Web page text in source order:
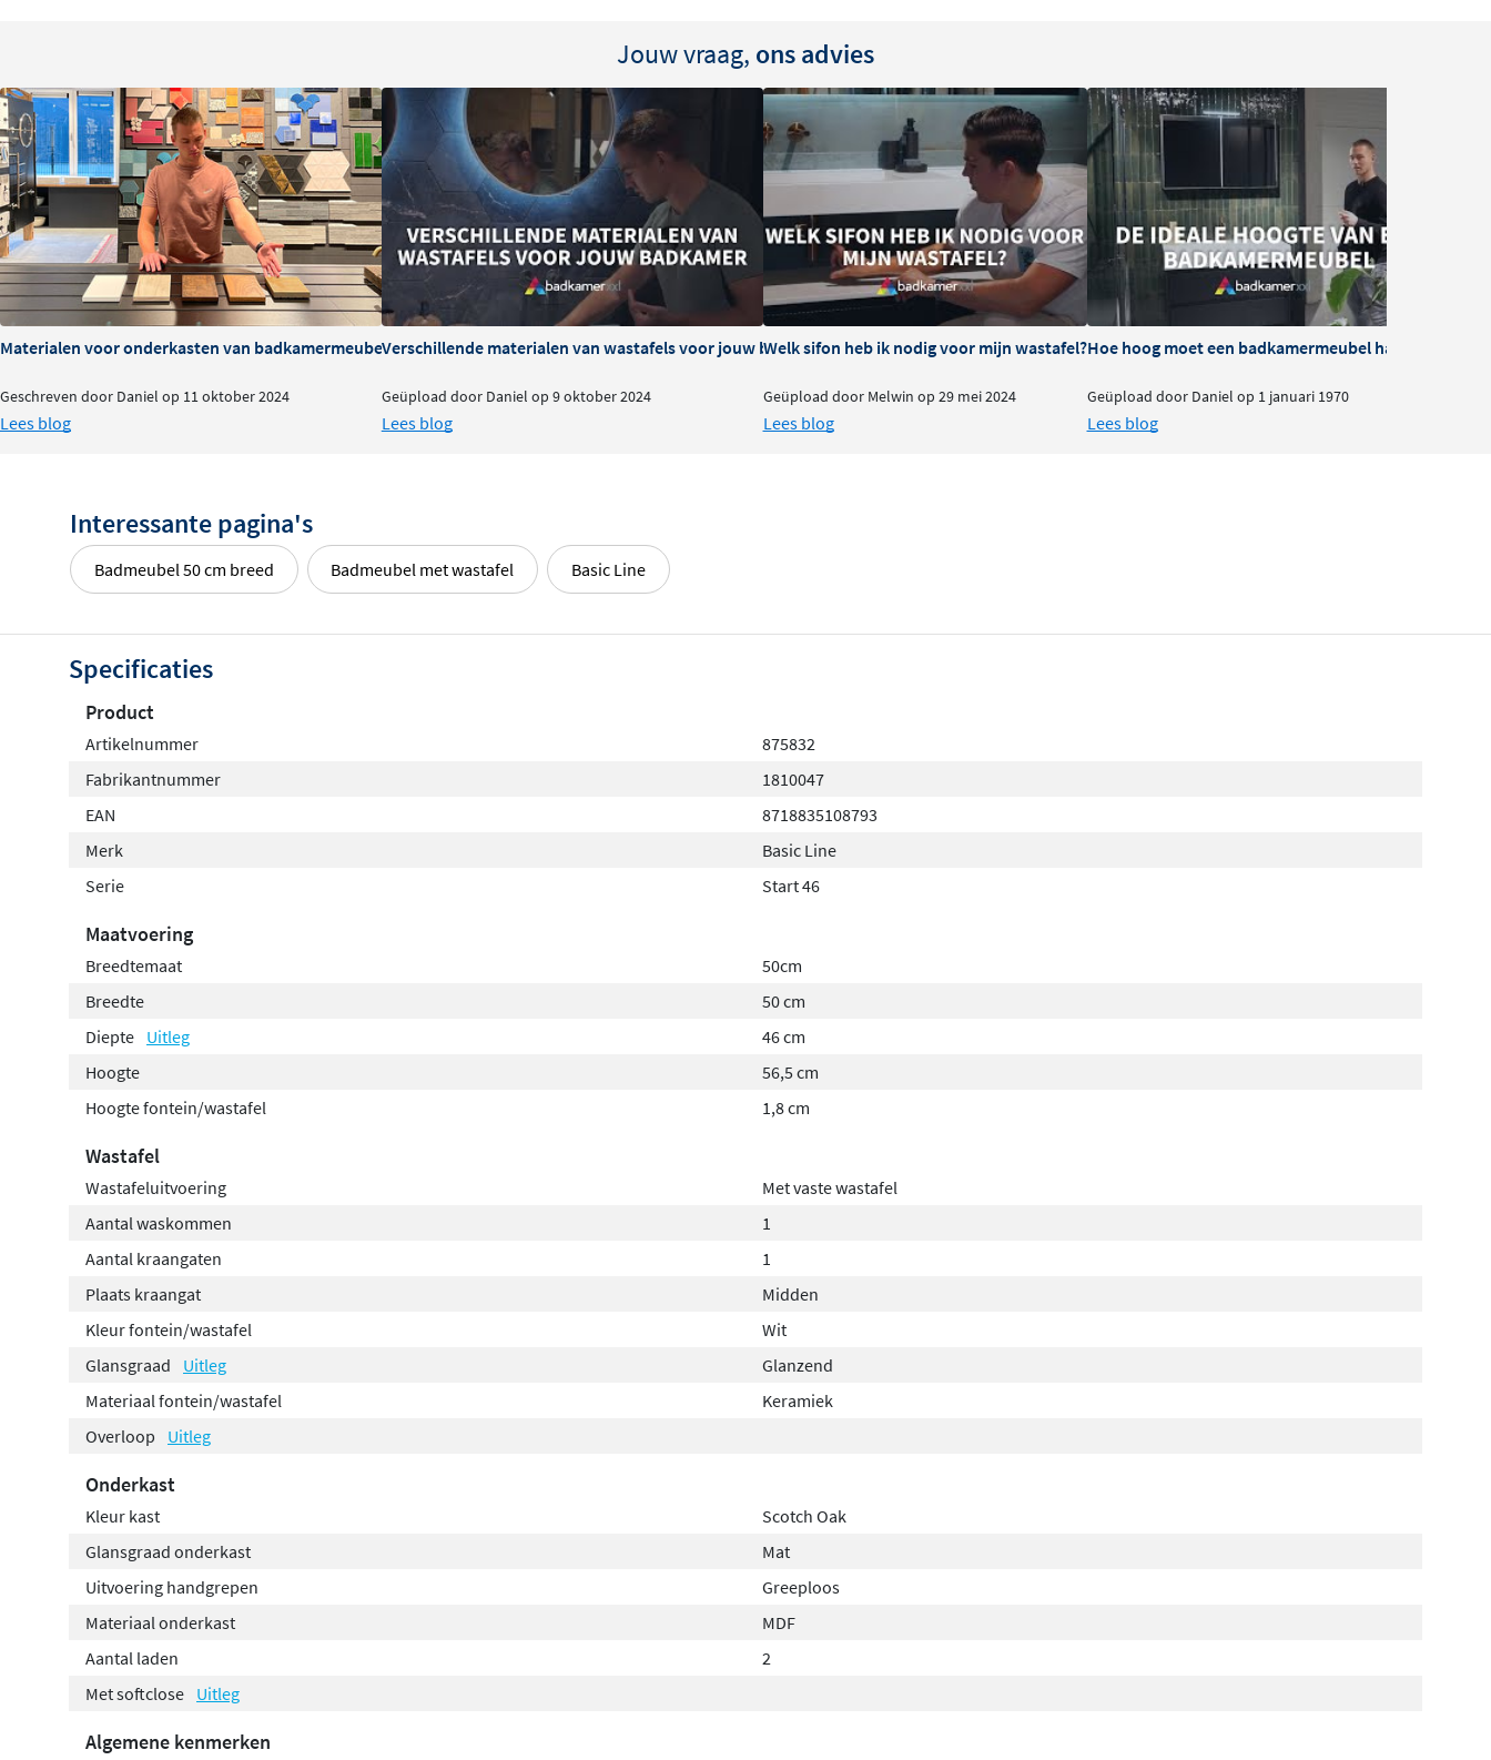
In ons assortiment vind je natuurlijk allerlei bijpassende producten, zoals kranen,
sifons en plugs, om je badmeubel helemaal compleet te maken.
Jouw vraag, ons advies
Materialen voor onderkasten van badkamermeubels: voor- en nadelen
Geschreven door Daniel op 11 oktober 2024
Lees blog
Verschillende materialen van wastafels voor jouw badkamer
Geüpload door Daniel op 9 oktober 2024
Lees blog
Welk sifon heb ik nodig voor mijn wastafel?
Geüpload door Melwin op 29 mei 2024
Lees blog
Hoe hoog moet een badkamermeubel hangen?
Geüpload door Daniel op 1 januari 1970
Lees blog
Interessante pagina's
Badmeubel 50 cm breed Badmeubel met wastafel Basic Line
Specificaties
Product
Artikelnummer
875832
Fabrikantnummer
1810047
EAN
8718835108793
Merk
Basic Line
Serie
Start 46
Maatvoering
Breedtemaat
50cm
Breedte
50 cm
Diepte Uitleg
46 cm
Hoogte
56,5 cm
Hoogte fontein/wastafel
1,8 cm
Wastafel
Wastafeluitvoering
Met vaste wastafel
Aantal waskommen
1
Aantal kraangaten
1
Plaats kraangat
Midden
Kleur fontein/wastafel
Wit
Glansgraad
Uitleg
Glanzend
Materiaal fontein/wastafel
Keramiek
Overloop
Uitleg
Onderkast
Kleur kast
Scotch Oak
Glansgraad onderkast
Mat
Uitvoering handgrepen
Greeploos
Materiaal onderkast
MDF
Aantal laden
2
Met softclose Uitleg
Algemene kenmerken